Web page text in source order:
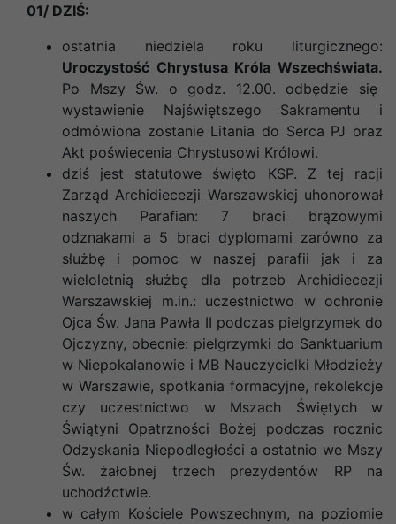
01/ DZIŚ:
ostatnia niedziela roku liturgicznego:
Uroczystość Chrystusa Króla Wszechświata.
Po Mszy Św. o godz. 12.00. odbędzie się
wystawienie Najświętszego Sakramentu i
odmówiona zostanie Litania do Serca PJ oraz
Akt poświecenia Chrystusowi Królowi.
dziś jest statutowe święto KSP. Z tej racji
Zarząd Archidiecezji Warszawskiej uhonorował
naszych Parafian: 7 braci brązowymi
odznakami a 5 braci dyplomami zarówno za
służbę i pomoc w naszej parafii jak i za
wieloletnią służbę dla potrzeb Archidiecezji
Warszawskiej m.in.: uczestnictwo w ochronie
Ojca Św. Jana Pawła II podczas pielgrzymek do
Ojczyzny, obecnie: pielgrzymki do Sanktuarium
w Niepokalanowie i MB Nauczycielki Młodzieży
w Warszawie, spotkania formacyjne, rekolekcje
czy uczestnictwo w Mszach Świętych w
Świątyni Opatrzności Bożej podczas rocznic
Odzyskania Niepodległości a ostatnio we Mszy
Św. żałobnej trzech prezydentów RP na
uchodźctwie.
w całym Kościele Powszechnym, na poziomie